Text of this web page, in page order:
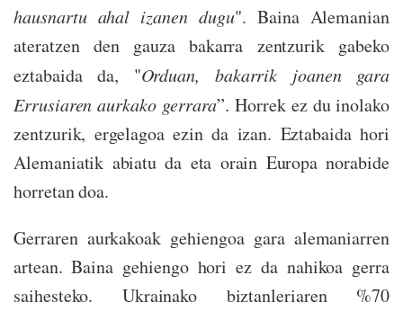
hausnartu ahal izanen dugu". Baina Alemanian
ateratzen den gauza bakarra zentzurik gabeko
eztabaida da, "Orduan, bakarrik joanen gara
Errusiaren aurkako gerrara”. Horrek ez du inolako
zentzurik, ergelagoa ezin da izan. Eztabaida hori
Alemaniatik abiatu da eta orain Europa norabide
horretan doa.
Gerraren aurkakoak gehiengoa gara alemaniarren
artean. Baina gehiengo hori ez da nahikoa gerra
saihesteko. Ukrainako biztanleriaren %70